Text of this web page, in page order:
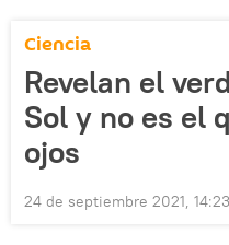
Ciencia
Revelan el
Sol y no es el
ojos
24 de septiembre 2021,